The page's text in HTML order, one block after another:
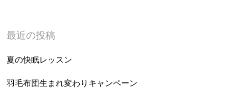
最近の投稿
夏の快眠レッスン
羽毛布団生まれ変わりキャンペーン